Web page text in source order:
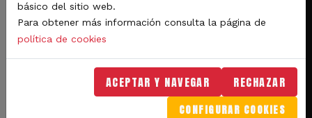
Las 10 finales del
Campeonato de Aragón de
Karting y la Copa Mojo,
este domingo en
básico del sitio web.
Para obtener más información consulta la página de
política de cookies
ACEPTAR Y NAVEGAR RECHAZAR
CONFIGURAR COOKIES